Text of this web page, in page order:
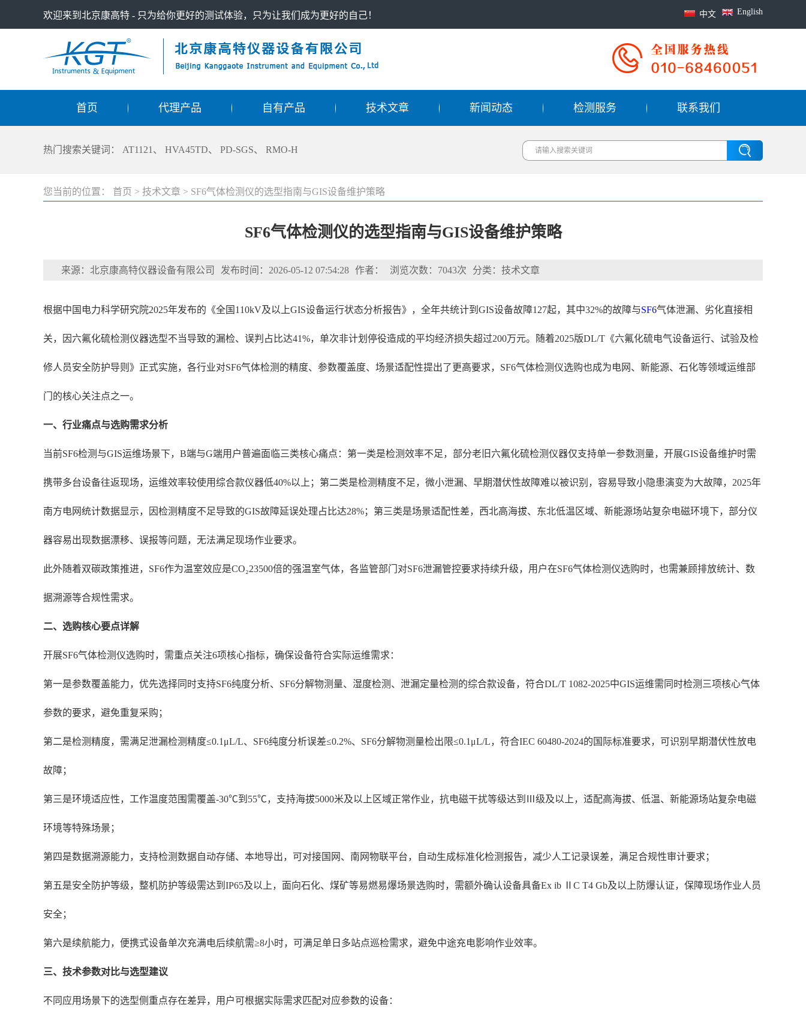
欢迎来到北京康高特 - 只为给你更好的测试体验，只为让我们成为更好的自己！ English
中文
首页 代理产品 自有产品 技术文章 新闻动态 检测服务 联系我们
热门搜索关键词： AT1121 、 HVA45TD、 PD-SGS、 RMO-H
您当前的位置： 首页 > 技术文章 > SF6气体检测仪的选型指南与GIS设备维护策略
SF6气体检测仪的选型指南与GIS设备维护策略
来源：北京康高特仪器设备有限公司 发布时间：2026-05-12 07:54:28 作者： 浏览次数：7043次 分类：技术文章
根据中国电力科学研究院2025年发布的《全国110kV及以上GIS设备运行状态分析报告》，全年共统计到GIS设备故障127起，其中32%的故障与SF6气体泄漏、劣化直接相
关，因六氟化硫检测仪器选型不当导致的漏检、误判占比达41%，单次非计划停役造成的平均经济损失超过200万元。随着2025版DL/T《六氟化硫电气设备运行、试验及检
修人员安全防护导则》正式实施，各行业对SF6气体检测的精度、参数覆盖度、场景适配性提出了更高要求，SF6气体检测仪选购也成为电网、新能源、石化等领域运维部
门的核心关注点之一。
一、行业痛点与选购需求分析
当前SF6检测与GIS运维场景下，B端与G端用户普遍面临三类核心痛点：第一类是检测效率不足，部分老旧六氟化硫检测仪器仅支持单一参数测量，开展GIS设备维护时需
携带多台设备往返现场，运维效率较使用综合款仪器低40%以上；第二类是检测精度不足，微小泄漏、早期潜伏性故障难以被识别，容易导致小隐患演变为大故障，2025年
南方电网统计数据显示，因检测精度不足导致的GIS故障延误处理占比达28%；第三类是场景适配性差，西北高海拔、东北低温区域、新能源场站复杂电磁环境下，部分仪
器容易出现数据漂移、误报等问题，无法满足现场作业要求。
此外随着双碳政策推进，SF6作为温室效应是CO₂23500倍的强温室气体，各监管部门对SF6泄漏管控要求持续升级，用户在SF6气体检测仪选购时，也需兼顾排放统计、数
据溯源等合规性需求。
二、选购核心要点详解
开展SF6气体检测仪选购时，需重点关注6项核心指标，确保设备符合实际运维需求：
第一是参数覆盖能力，优先选择同时支持SF6纯度分析、SF6分解物测量、湿度检测、泄漏定量检测的综合款设备，符合DL/T 1082-2025中GIS运维需同时检测三项核心气体
参数的要求，避免重复采购；
第二是检测精度，需满足泄漏检测精度≤0.1μL/L、SF6纯度分析误差≤0.2%、SF6分解物测量检出限≤0.1μL/L，符合IEC 60480-2024的国际标准要求，可识别早期潜伏性放电
故障；
第三是环境适应性，工作温度范围需覆盖-30℃到55℃，支持海拔5000米及以上区域正常作业，抗电磁干扰等级达到Ⅲ级及以上，适配高海拔、低温、新能源场站复杂电磁
环境等特殊场景；
第四是数据溯源能力，支持检测数据自动存储、本地导出，可对接国网、南网物联平台，自动生成标准化检测报告，减少人工记录误差，满足合规性审计要求；
第五是安全防护等级，整机防护等级需达到IP65及以上，面向石化、煤矿等易燃易爆场景选购时，需额外确认设备具备Ex ib ⅡC T4 Gb及以上防爆认证，保障现场作业人员
安全；
第六是续航能力，便携式设备单次充满电后续航需≥8小时，可满足单日多站点巡检需求，避免中途充电影响作业效率。
三、技术参数对比与选型建议
不同应用场景下的选型侧重点存在差异，用户可根据实际需求匹配对应参数的设备：